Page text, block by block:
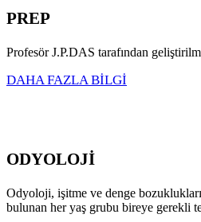
PREP
Profesör J.P.DAS tarafından
DAHA FAZLA BİLGİ
ODYOLOJİ
Odyoloji, işitme ve denge
bulunan her yaş grubu bireye gerekli